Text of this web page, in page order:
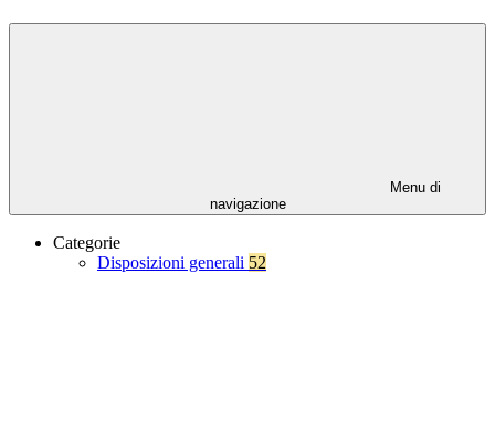
Menu di
navigazione
Categorie
Disposizioni generali 52